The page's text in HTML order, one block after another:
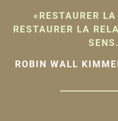
«RESTAURER
RESTAURER LA
ROBIN WALL